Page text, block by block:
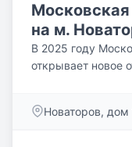
на м.
В 2025 году
открывает новое
профессий.
Новаторов, дом